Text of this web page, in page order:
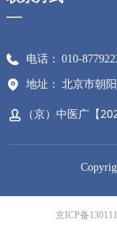
—
电话： 010-
地址： 北京市朝
（京）中医广【
京ICP备